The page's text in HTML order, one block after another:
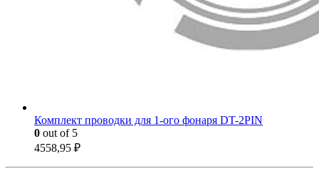
Комплект проводки для 1-ого фонаря DT-2PIN
0 out of 5
4558,95 ₽